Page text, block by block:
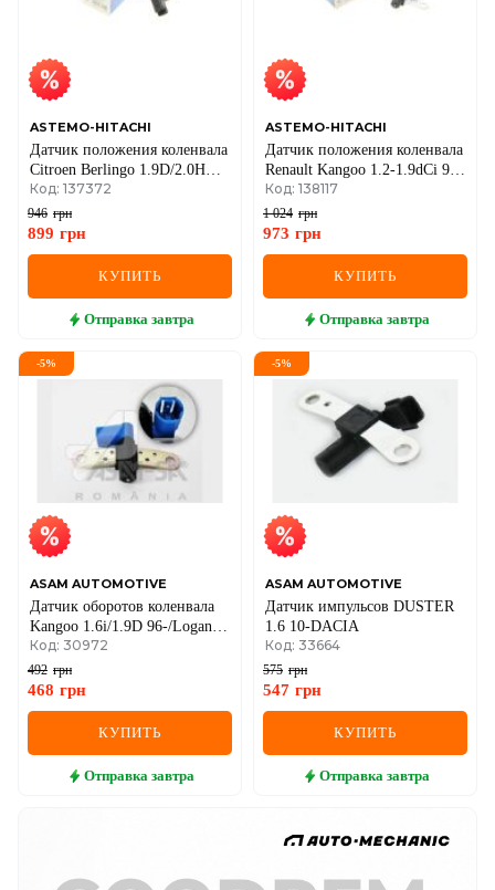
ASTEMO-HITACHI
Датчик положения коленвала
Citroen Berlingo 1.9D/2.0HDi
98- (HÜCO)
Код: 137372
946 грн
899 грн
КУПИТЬ
Отправка завтра
ASTEMO-HITACHI
Датчик положения коленвала
Renault Kangoo 1.2-1.9dCi 97-
(HÜCO)
Код: 138117
1 024 грн
973 грн
КУПИТЬ
Отправка завтра
-5%
ASAM AUTOMOTIVE
Датчик оборотов коленвала
Kangoo 1.6i/1.9D 96-/Logan
1.6i 07-/Megane 96-
Код: 30972
492 грн
468 грн
КУПИТЬ
Отправка завтра
-5%
ASAM AUTOMOTIVE
Датчик импульсов DUSTER
1.6 10-DACIA
Код: 33664
575 грн
547 грн
КУПИТЬ
Отправка завтра